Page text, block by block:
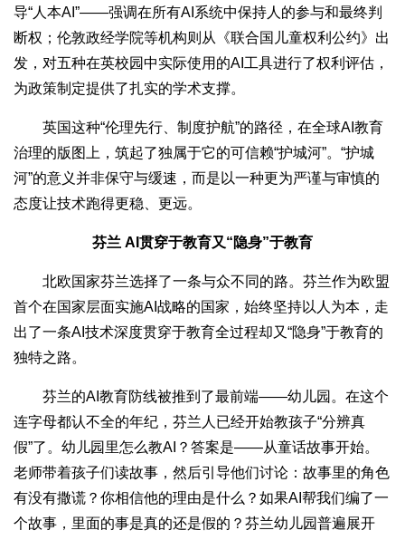
导“人本AI”——强调在所有AI系统中保持人的参与和最终判
断权；伦敦政经学院等机构则从《联合国儿童权利公约》出
发，对五种在英校园中实际使用的AI工具进行了权利评估，
为政策制定提供了扎实的学术支撑。
英国这种“伦理先行、制度护航”的路径，在全球AI教育
治理的版图上，筑起了独属于它的可信赖“护城河”。“护城
河”的意义并非保守与缓速，而是以一种更为严谨与审慎的
态度让技术跑得更稳、更远。
芬兰 AI贯穿于教育又“隐身”于教育
北欧国家芬兰选择了一条与众不同的路。芬兰作为欧盟
首个在国家层面实施AI战略的国家，始终坚持以人为本，走
出了一条AI技术深度贯穿于教育全过程却又“隐身”于教育的
独特之路。
芬兰的AI教育防线被推到了最前端——幼儿园。在这个
连字母都认不全的年纪，芬兰人已经开始教孩子“分辨真
假”了。幼儿园里怎么教AI？答案是——从童话故事开始。
老师带着孩子们读故事，然后引导他们讨论：故事里的角色
有没有撒谎？你相信他的理由是什么？如果AI帮我们编了一
个故事，里面的事是真的还是假的？芬兰幼儿园普遍展开